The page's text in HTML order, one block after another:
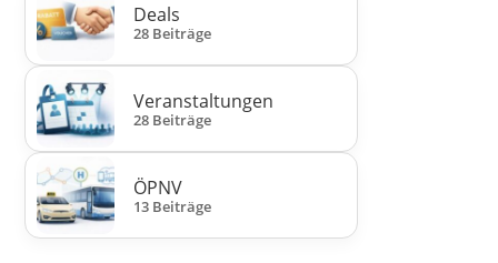
Deals
28 Beiträge
Veranstaltungen
28 Beiträge
ÖPNV
13 Beiträge